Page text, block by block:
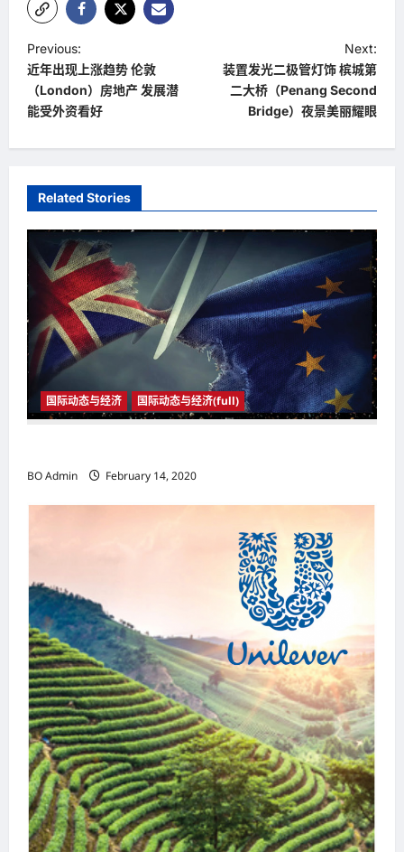
P
o
s
a
v
i
g
t
i
n
Previous:
近年出现上涨趋势 伦敦
（London）房地产 发展潜
能受外资看好
Next:
装置发光二极管灯饰 槟城第
二大桥（Penang Second
Bridge）夜景美丽耀眼
Related Stories
国际动态与经济 国际动态与经济(full)
BO Admin February 14, 2020